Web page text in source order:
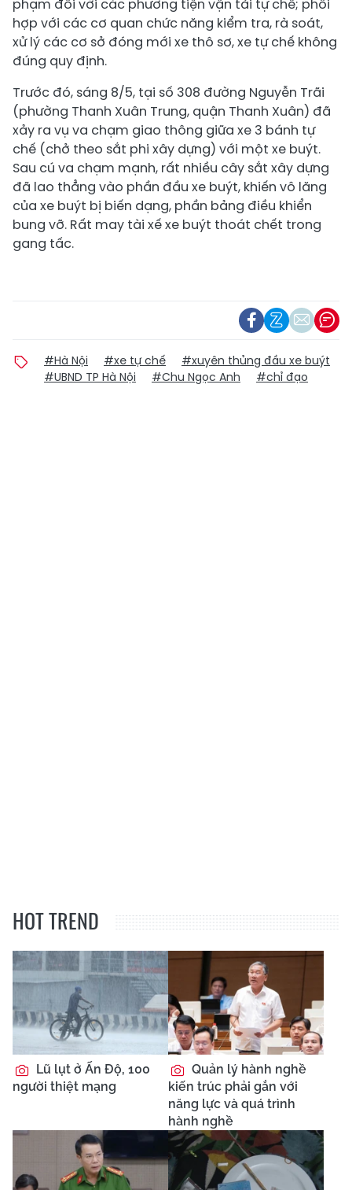
phạm đối với các phương tiện vận tải tự chế; phối
hợp với các cơ quan chức năng kiểm tra, rà soát,
xử lý các cơ sở đóng mới xe thô sơ, xe tự chế không
đúng quy định.
Trước đó, sáng 8/5, tại số 308 đường Nguyễn Trãi
(phường Thanh Xuân Trung, quận Thanh Xuân) đã
xảy ra vụ va chạm giao thông giữa xe 3 bánh tự
chế (chở theo sắt phi xây dựng) với một xe buýt.
Sau cú va chạm mạnh, rất nhiều cây sắt xây dựng
đã lao thẳng vào phần đầu xe buýt, khiến vô lăng
của xe buýt bị biến dạng, phần bảng điều khiển
bung vỡ. Rất may tài xế xe buýt thoát chết trong
gang tấc.
#Hà Nội #xe tự chế
#xuyên thủng đầu xe buýt
#UBND TP Hà Nội
#Chu Ngọc Anh #chỉ đạo
HOT TREND
Lũ lụt ở Ấn Độ, 100
người thiệt mạng
Quản lý hành nghề
kiến trúc phải gắn với
năng lực và quá trình
hành nghề